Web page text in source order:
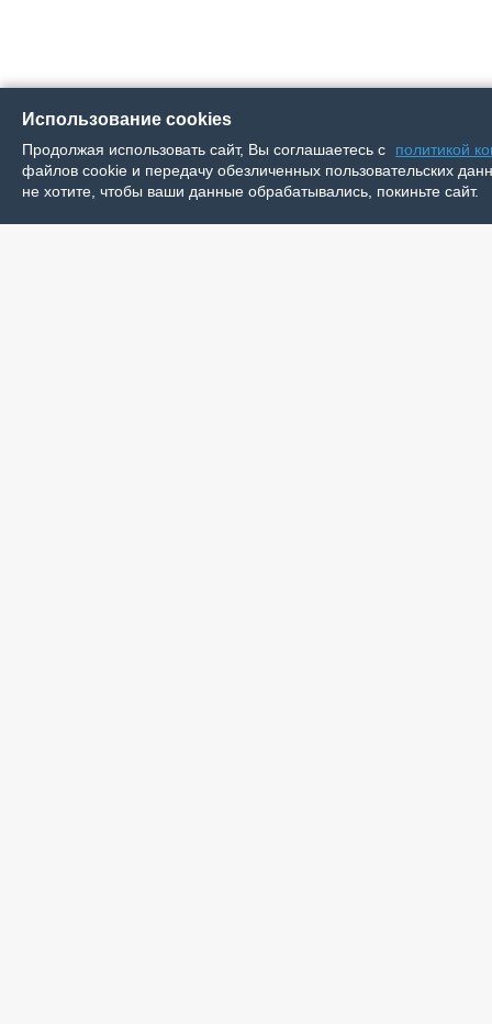
Использование cookies
Продолжая использовать сайт, Вы соглашаетесь с
политикой
файлов cookie и передачу обезличенных пользовательских
не хотите, чтобы ваши данные обрабатывались, покиньте сайт.